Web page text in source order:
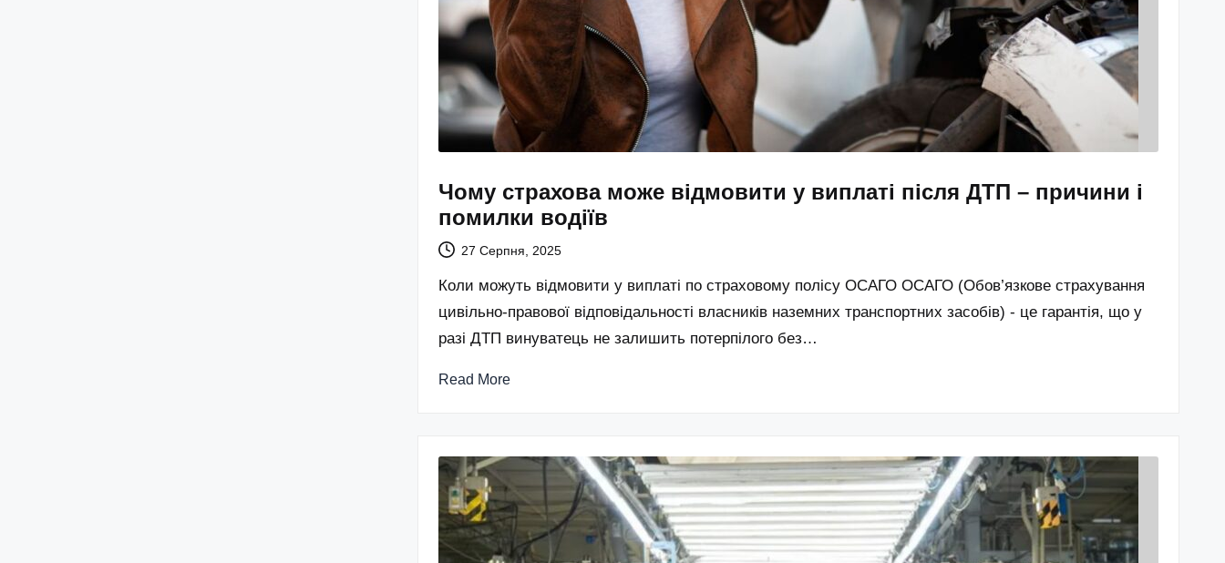
Чому страхова може відмовити у виплаті після ДТП – причини і
помилки водіїв
27 Серпня, 2025
Коли можуть відмовити у виплаті по страховому полісу ОСАГО ОСАГО (Обов’язкове страхування
цивільно-правової відповідальності власників наземних транспортних засобів) - це гарантія, що у
разі ДТП винуватець не залишить потерпілого без…
Read More